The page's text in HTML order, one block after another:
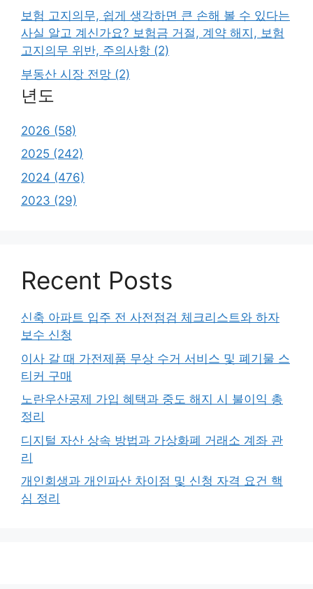
보험 고지의무, 쉽게 생각하면 큰 손해 볼 수 있다는
사실 알고 계신가요? 보험금 거절, 계약 해지, 보험
고지의무 위반, 주의사항 (2)
부동산 시장 전망 (2)
년도
2026 (58)
2025 (242)
2024 (476)
2023 (29)
Recent Posts
신축 아파트 입주 전 사전점검 체크리스트와 하자
보수 신청
이사 갈 때 가전제품 무상 수거 서비스 및 폐기물 스
티커 구매
노란우산공제 가입 혜택과 중도 해지 시 불이익 총
정리
디지털 자산 상속 방법과 가상화폐 거래소 계좌 관
리
개인회생과 개인파산 차이점 및 신청 자격 요건 핵
심 정리